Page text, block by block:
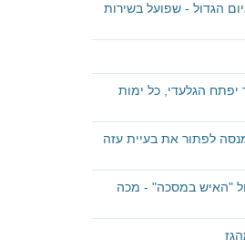
הגדול - שפועל בשירות
יפתח הגלעדי, כל ימות
לפתור את בעיית עזה
"האיש במסכה" - מכה